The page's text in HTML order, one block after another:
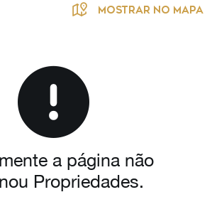
MOSTRAR NO MAPA
a página não
Propriedades.